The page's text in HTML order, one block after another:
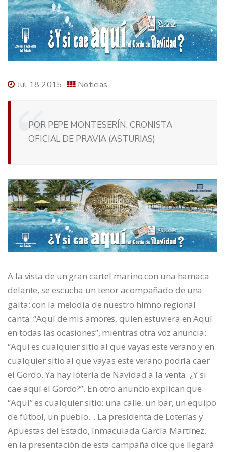
Jul 18 2015 Noticias
POR PEPE MONTESERÍN, CRONISTA
OFICIAL DE PRAVIA (ASTURIAS)
A la vista de un gran cartel marino con una hamaca
delante, se escucha un tenor acompañado de una
gaita; con la melodía de nuestro himno regional
canta: “Aquí de mis amores, quien estuviera en Aquí
en todas las ocasiones”, mientras otra voz anuncia:
“Aquí es cualquier sitio al que vayas este verano y en
cualquier sitio al que vayas este verano podría caer
el Gordo. Ya hay lotería de Navidad a la venta. ¿Y si
cae aquí el Gordo?”. En otro anuncio explican que
“Aquí” es cualquier sitio: una calle, un bar, un equipo
de fútbol, un pueblo… La presidenta de Loterías y
Apuestas del Estado, Inmaculada García Martínez,
en la presentación de esta campaña dice que llegará